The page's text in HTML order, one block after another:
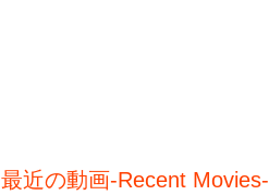
最近の動画-Recent Movies-